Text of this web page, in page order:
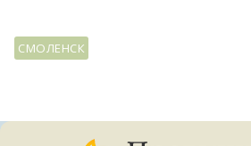
СМОЛЕНСК